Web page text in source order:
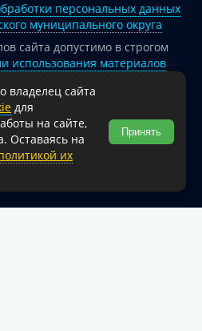
персональных данных
муниципального округа
сайта допустимо в строгом
использования материалов
информации ссылка
Интернет обязательна
официальный интернет-портал
муниципального округа.
владелец сайта
для
на сайте,
Оставаясь на
их
Принять